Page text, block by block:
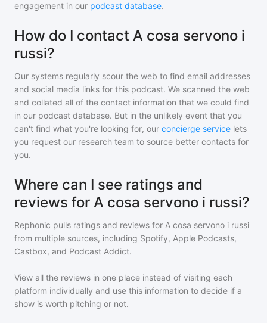
engagement in our podcast database.
How do I contact A cosa servono i
russi?
Our systems regularly scour the web to find email addresses
and social media links for this podcast. We scanned the web
and collated all of the contact information that we could find
in our podcast database. But in the unlikely event that you
can't find what you're looking for, our concierge service lets
you request our research team to source better contacts for
you.
Where can I see ratings and
reviews for A cosa servono i russi?
Rephonic pulls ratings and reviews for A cosa servono i russi
from multiple sources, including Spotify, Apple Podcasts,
Castbox, and Podcast Addict.
View all the reviews in one place instead of visiting each
platform individually and use this information to decide if a
show is worth pitching or not.